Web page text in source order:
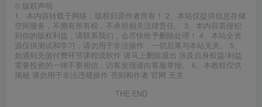
© 版权声明
1、本内容转载于网络，版权归原作者所有！ 2、本站仅提供信息存储
空间服务，不拥有所有权，不承担相关法律责任。 3、本内容若侵犯
到你的版权利益，请联系我们，会尽快给予删除处理！ 4、本站全资
源仅供测试和学习，请勿用于非法操作，一切后果与本站无关。 5、
如遇到充值付费环节课程或软件 请马上删除退出 涉及自身权益/利益
需要投资的一律不要相信，访客发现请向客服举报。 6、本教程仅供
揭秘 请勿用于非法违规操作 否则和作者 官网 无关
THE END